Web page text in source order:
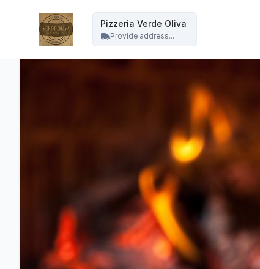
Pizzeria Verde Oliva
Provide address...